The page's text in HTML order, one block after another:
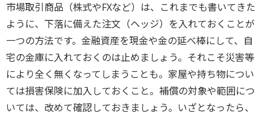
市場取引商品（株式やFXなど）は、これまでも書いてきた
ように、下落に備えた注文（ヘッジ）を入れておくことが
一つの方法です。金融資産を現金や金の延べ棒にして、自
宅の金庫に入れておくのは止めましょう。それこそ災害等
により全く無くなってしまうことも。家屋や持ち物につい
ては損害保険に加入しておくこと。補償の対象や範囲につ
いては、改めて確認しておきましょう。いざとなったら、